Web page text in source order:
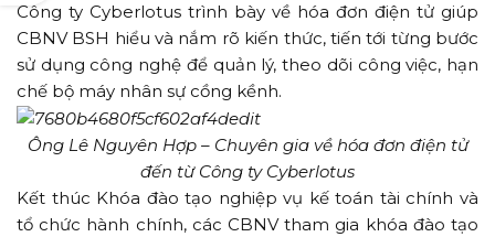
Công ty Cyberlotus trình bày về hóa đơn điện tử giúp
CBNV BSH hiểu và nắm rõ kiến thức, tiến tới từng bước
sử dụng công nghệ để quản lý, theo dõi công việc, hạn
chế bộ máy nhân sự cồng kềnh.
Ông Lê Nguyên Hợp – Chuyên gia về hóa đơn điện tử
đến từ Công ty Cyberlotus
Kết thúc Khóa đào tạo nghiệp vụ kế toán tài chính và
tổ chức hành chính, các CBNV tham gia khóa đào tạo